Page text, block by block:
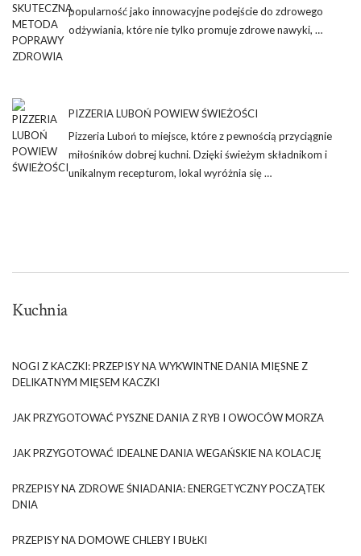
popularność jako innowacyjne podejście do zdrowego
odżywiania, które nie tylko promuje zdrowe nawyki, …
PIZZERIA LUBOŃ POWIEW ŚWIEŻOŚCI
Pizzeria Luboń to miejsce, które z pewnością przyciągnie
miłośników dobrej kuchni. Dzięki świeżym składnikom i
unikalnym recepturom, lokal wyróżnia się …
Kuchnia
NOGI Z KACZKI: PRZEPISY NA WYKWINTNE DANIA MIĘSNE Z
DELIKATNYM MIĘSEM KACZKI
JAK PRZYGOTOWAĆ PYSZNE DANIA Z RYB I OWOCÓW MORZA
JAK PRZYGOTOWAĆ IDEALNE DANIA WEGAŃSKIE NA KOLACJĘ
PRZEPISY NA ZDROWE ŚNIADANIA: ENERGETYCZNY POCZĄTEK
DNIA
PRZEPISY NA DOMOWE CHLEBY I BUŁKI